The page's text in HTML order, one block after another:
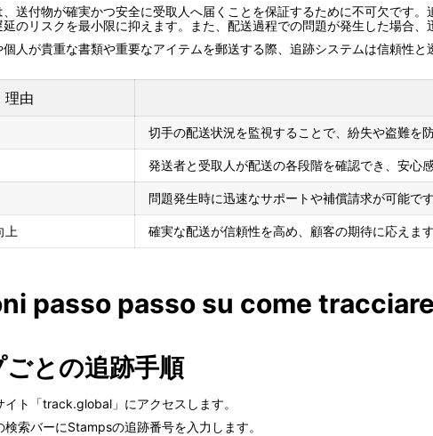
送付物が確実かつ安全に受取人へ届くことを保証するために不可欠です
のリスクを最小限に抑えます。また、配送過程での問題が発生した場合、
人が貴重な書類や重要なアイテムを郵送する際、追跡システムは信頼性
理由
切手の配送状況を監視することで、紛失や盗難を防
発送者と受取人が配送の各段階を確認でき、安心
問題発生時に迅速なサポートや補償請求が可能です
上 確実な配送が信頼性を高め、顧客の期待に応えます
passo passo su come
との追跡手順
イト「track.global」にアクセスします。
検索バーにStampsの追跡番号を入力します。